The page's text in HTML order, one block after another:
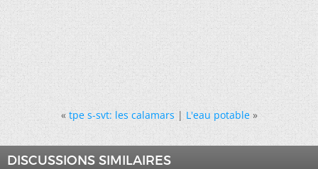
« tpe s-svt: les calamars|L'eau potable »
DISCUSSIONS SIMILAIRES